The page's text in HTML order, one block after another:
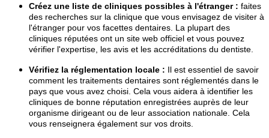
Créez une liste de cliniques possibles à l'étranger : faites
des recherches sur la clinique que vous envisagez de visiter à
l'étranger pour vos facettes dentaires. La plupart des
cliniques réputées ont un site web officiel et vous pouvez
vérifier l'expertise, les avis et les accréditations du dentiste.
Vérifiez la réglementation locale : Il est essentiel de savoir
comment les traitements dentaires sont réglementés dans le
pays que vous avez choisi. Cela vous aidera à identifier les
cliniques de bonne réputation enregistrées auprès de leur
organisme dirigeant ou de leur association nationale. Cela
vous renseignera également sur vos droits.